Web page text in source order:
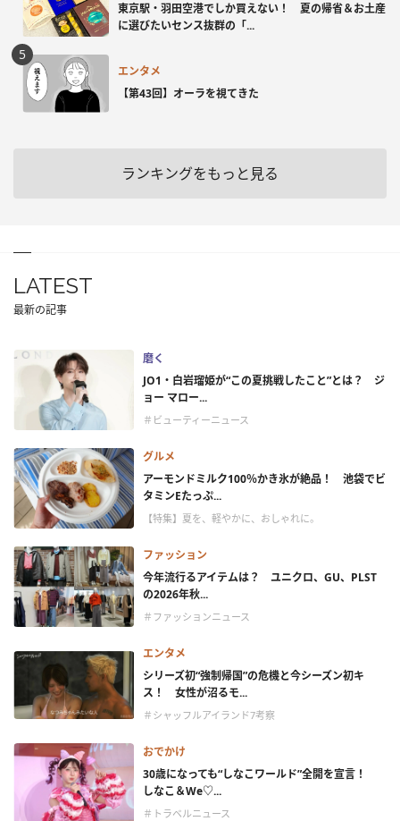
東京駅・羽田空港でしか買えない！ 夏の帰省＆お土産
に選びたいセンス抜群の「...
エンタメ
【第43回】オーラを視てきた
ランキングをもっと見る
LATEST
最新の記事
磨く
JO1・白岩瑠姫が“この夏挑戦したこと”とは？ ジ
ョー マロー...
＃ビューティーニュース
グルメ
アーモンドミルク100％かき氷が絶品！ 池袋でビ
タミンEたっぷ...
【特集】夏を、軽やかに、おしゃれに。
ファッション
今年流行るアイテムは？ ユニクロ、GU、PLST
の2026年秋...
＃ファッションニュース
エンタメ
シリーズ初“強制帰国”の危機と今シーズン初キ
ス！ 女性が沼るモ...
＃シャッフルアイランド7考察
おでかけ
30歳になっても“しなこワールド”全開を宣言！
しなこ＆We♡...
＃トラベルニュース